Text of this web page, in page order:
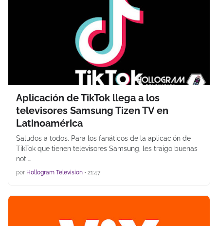
Aplicación de TikTok llega a los
televisores Samsung Tizen TV en
Latinoamérica
Saludos a todos. Para los fanáticos de la aplicación de
TikTok que tienen televisores Samsung, les traigo buenas
noti…
por Hollogram Television • 21:47